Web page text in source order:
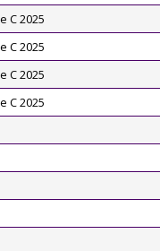
C 2025
C 2025
C 2025
C 2025